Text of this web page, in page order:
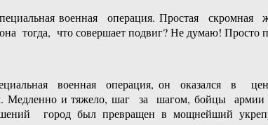
военная операция. Простая
тогда, что совершает подвиг? Не думаю! Просто
военная операция, он оказался в
и тяжело, шаг за шагом, бойцы
город был превращен в мощнейший